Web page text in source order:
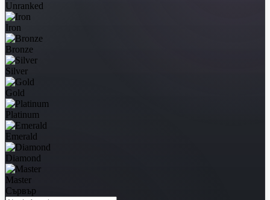
Unranked
Iron
Bronze
Silver
Gold
Platinum
Emerald
Diamond
Master
Сървър